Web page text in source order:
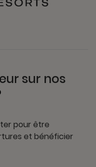
sur nos
pour être
et bénéficier